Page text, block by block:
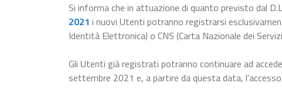
Si informa che in attuazione di quanto previsto dal
2021 i nuovi Utenti potranno registrarsi
Identità Elettronica) o CNS (Carta Nazionale dei
Gli Utenti già registrati potranno continuare ad
settembre 2021 e, a partire da questa data,